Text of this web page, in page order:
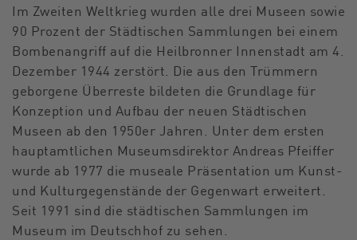
Im Zweiten Weltkrieg wurden alle drei Museen sowie
90 Prozent der Städtischen Sammlungen bei einem
Bombenangriff auf die Heilbronner Innenstadt am 4.
Dezember 1944 zerstört. Die aus den Trümmern
geborgene Überreste bildeten die Grundlage für
Konzeption und Aufbau der neuen Städtischen
Museen ab den 1950er Jahren. Unter dem ersten
hauptamtlichen Museumsdirektor Andreas Pfeiffer
wurde ab 1977 die museale Präsentation um Kunst-
und Kulturgegenstände der Gegenwart erweitert.
Seit 1991 sind die städtischen Sammlungen im
Museum im Deutschhof zu sehen.